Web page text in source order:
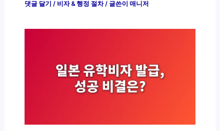
댓글 달기 / 비자 & 행정 절차/ 글쓴이 매니저